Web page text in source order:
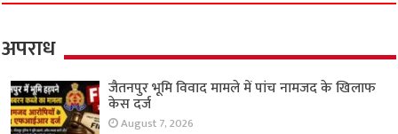
अपराध
जैतनपुर भूमि विवाद मामले में पांच नामजद के खिलाफ
केस दर्ज
August 7, 2026